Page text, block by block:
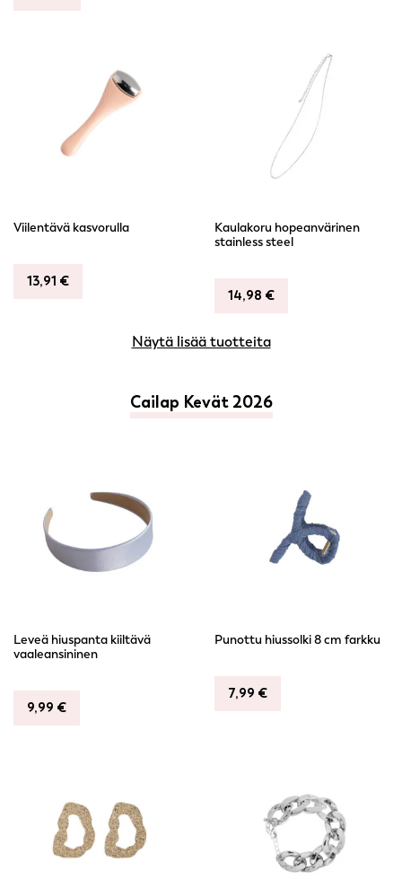
Viilentävä kasvorulla
13,91 €
Kaulakoru hopeanvärinen
stainless steel
14,98 €
Näytä lisää tuotteita
Cailap Kevät 2026
Leveä hiuspanta kiiltävä
vaaleansininen
9,99 €
Punottu hiussolki 8 cm farkku
7,99 €